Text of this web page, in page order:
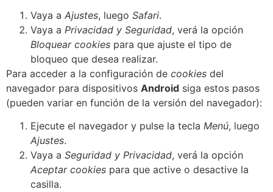
Vaya a Ajustes, luego Safari.
Vaya a Privacidad y Seguridad, verá la opción
Bloquear cookies para que ajuste el tipo de
bloqueo que desea realizar.
Para acceder a la configuración de cookies del
navegador para dispositivos Android siga estos pasos
(pueden variar en función de la versión del navegador):
Ejecute el navegador y pulse la tecla Menú, luego
Ajustes.
Vaya a Seguridad y Privacidad, verá la opción
Aceptar cookies para que active o desactive la
casilla.